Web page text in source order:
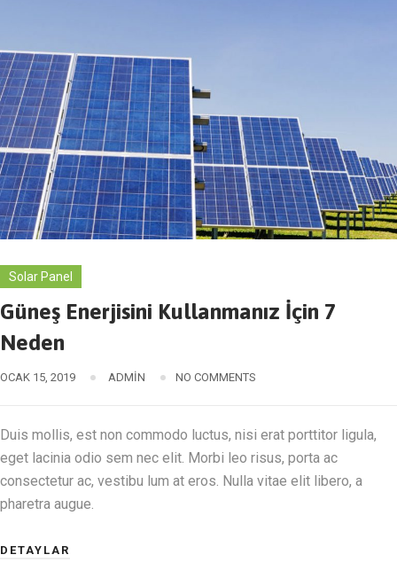
Solar Panel
Güneş Enerjisini Kullanmanız İçin 7
Neden
OCAK 15, 2019 ADMIN NO COMMENTS
Duis mollis, est non commodo luctus, nisi erat porttitor ligula,
eget lacinia odio sem nec elit. Morbi leo risus, porta ac
consectetur ac, vestibu lum at eros. Nulla vitae elit libero, a
pharetra augue.
DETAYLAR